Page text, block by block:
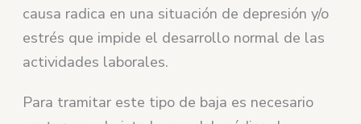
causa radica en una situación de depresión y/o
estrés que impide el desarrollo normal de las
actividades laborales.
Para tramitar este tipo de baja es necesario